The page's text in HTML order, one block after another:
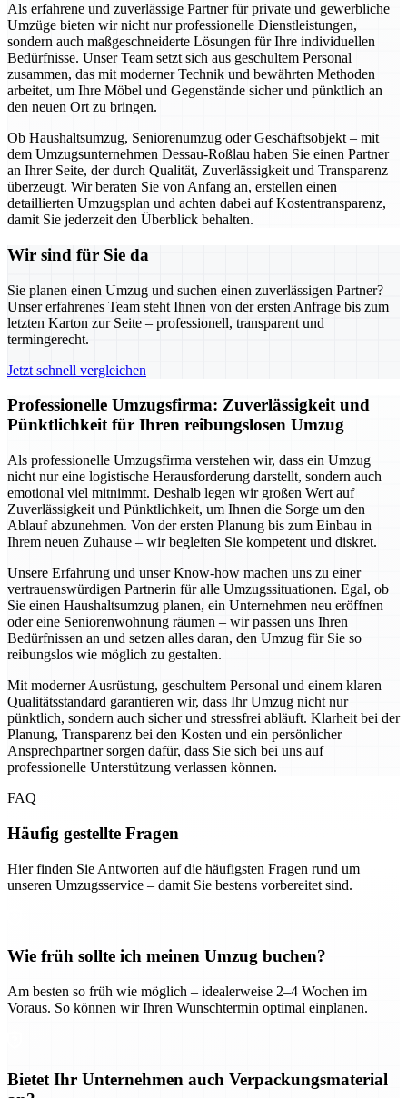
Als erfahrene und zuverlässige Partner für private und gewerbliche
Umzüge bieten wir nicht nur professionelle Dienstleistungen,
sondern auch maßgeschneiderte Lösungen für Ihre individuellen
Bedürfnisse. Unser Team setzt sich aus geschultem Personal
zusammen, das mit moderner Technik und bewährten Methoden
arbeitet, um Ihre Möbel und Gegenstände sicher und pünktlich an
den neuen Ort zu bringen.
Ob Haushaltsumzug, Seniorenumzug oder Geschäftsobjekt – mit
dem Umzugsunternehmen Dessau-Roßlau haben Sie einen Partner
an Ihrer Seite, der durch Qualität, Zuverlässigkeit und Transparenz
überzeugt. Wir beraten Sie von Anfang an, erstellen einen
detaillierten Umzugsplan und achten dabei auf Kostentransparenz,
damit Sie jederzeit den Überblick behalten.
Wir sind für Sie da
Sie planen einen Umzug und suchen einen zuverlässigen Partner?
Unser erfahrenes Team steht Ihnen von der ersten Anfrage bis zum
letzten Karton zur Seite – professionell, transparent und
termingerecht.
Jetzt schnell vergleichen
Professionelle Umzugsfirma: Zuverlässigkeit und
Pünktlichkeit für Ihren reibungslosen Umzug
Als professionelle Umzugsfirma verstehen wir, dass ein Umzug
nicht nur eine logistische Herausforderung darstellt, sondern auch
emotional viel mitnimmt. Deshalb legen wir großen Wert auf
Zuverlässigkeit und Pünktlichkeit, um Ihnen die Sorge um den
Ablauf abzunehmen. Von der ersten Planung bis zum Einbau in
Ihrem neuen Zuhause – wir begleiten Sie kompetent und diskret.
Unsere Erfahrung und unser Know-how machen uns zu einer
vertrauenswürdigen Partnerin für alle Umzugssituationen. Egal, ob
Sie einen Haushaltsumzug planen, ein Unternehmen neu eröffnen
oder eine Seniorenwohnung räumen – wir passen uns Ihren
Bedürfnissen an und setzen alles daran, den Umzug für Sie so
reibungslos wie möglich zu gestalten.
Mit moderner Ausrüstung, geschultem Personal und einem klaren
Qualitätsstandard garantieren wir, dass Ihr Umzug nicht nur
pünktlich, sondern auch sicher und stressfrei abläuft. Klarheit bei der
Planung, Transparenz bei den Kosten und ein persönlicher
Ansprechpartner sorgen dafür, dass Sie sich bei uns auf
professionelle Unterstützung verlassen können.
FAQ
Häufig gestellte Fragen
Hier finden Sie Antworten auf die häufigsten Fragen rund um
unseren Umzugsservice – damit Sie bestens vorbereitet sind.
Wie früh sollte ich meinen Umzug buchen?
Am besten so früh wie möglich – idealerweise 2–4 Wochen im
Voraus. So können wir Ihren Wunschtermin optimal einplanen.
Bietet Ihr Unternehmen auch Verpackungsmaterial